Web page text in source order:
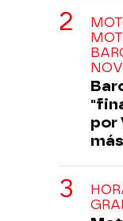
por